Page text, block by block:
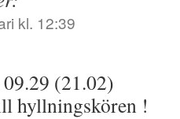
kl. 12:39
(21.02)
hyllningskören !